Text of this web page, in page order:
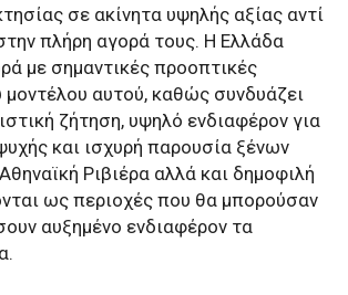
σε ακίνητα υψηλής αξίας αντί
πλήρη αγορά τους. Η Ελλάδα
με σημαντικές προοπτικές
μοντέλου αυτού, καθώς συνδυάζει
ζήτηση, υψηλό ενδιαφέρον για
και ισχυρή παρουσία ξένων
Ριβιέρα αλλά και δημοφιλή
ως περιοχές που θα μπορούσαν
αυξημένο ενδιαφέρον τα